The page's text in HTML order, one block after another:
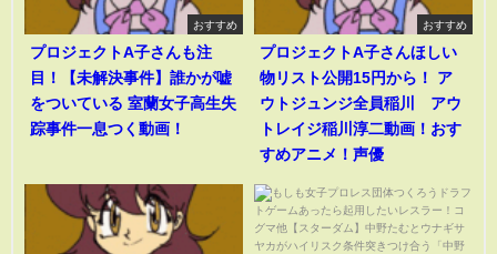
おすすめ
プロジェクトA子さんも注
目！【未解決事件】誰かが嘘
をついている 室蘭女子高生失
踪事件一息つく動画！
おすすめ
プロジェクトA子さんほしい
物リスト公開15円から！ ア
ウトジュンジ全員稲川 アウ
トレイジ稲川淳二動画！おす
すめアニメ！声優